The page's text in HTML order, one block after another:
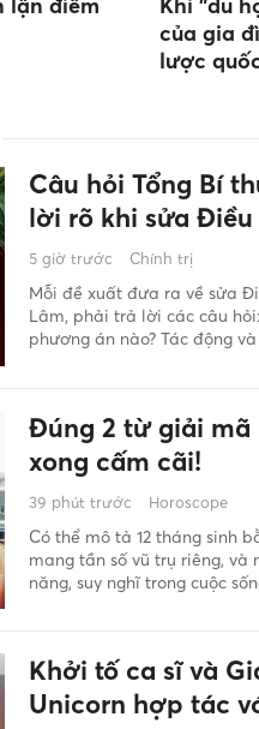
lận điểm
Khi "du
của gia
lược
Câu hỏi Tổng Bí
lời rõ khi sửa
5 giờ trước Chính trị
Mỗi đề xuất đưa ra về sửa
Lâm, phải trả lời các câu
phương án nào? Tác động
Đúng 2 từ giải mã
xong cấm cãi!
39 phút trước Horoscope
Có thể mô tả 12 tháng sinh
mang tần số vũ trụ riêng, và
năng, suy nghĩ trong cuộc
Khởi tố ca sĩ và
Unicorn hợp tác